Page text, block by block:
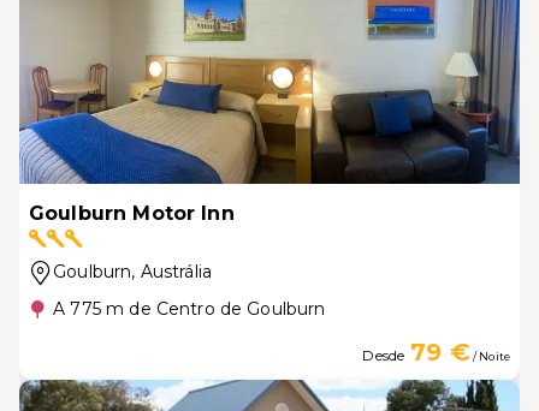
Goulburn Motor Inn
Goulburn, Austrália
A 775 m de Centro de Goulburn
Desde 79 €/ Noite